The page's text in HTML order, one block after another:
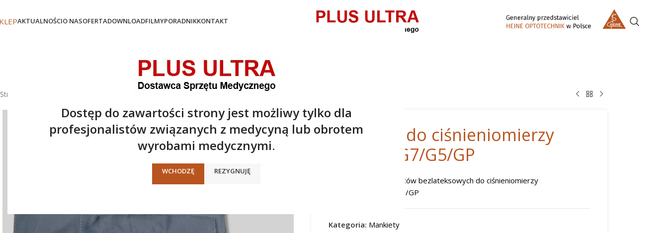
Dostęp do zawartości strony jest możliwy tylko dla
profesjonalistów związanych z medycyną lub obrotem
wyrobami medycznymi.
WCHODZĘ REZYGNUJĘ
AKTUALNOŚCIO NASOFERTADOWNLOADFILMYPORADNIKKONTAKT
Strona główna / Mankiety do ciśnieniomierzy GAMMA G7/G5/GP
Mankiety do ciśnieniomierzy
GAMMA G7/G5/GP
Szeroki wybór mankietów bezlateksowych do ciśnieniomierzy
HEINE GAMMA G7/G5/GP
Kategoria: Mankiety